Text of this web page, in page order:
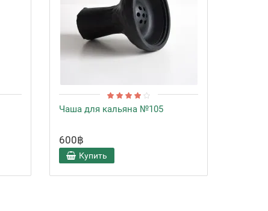
Чаша для кальяна №105
600฿
Купить